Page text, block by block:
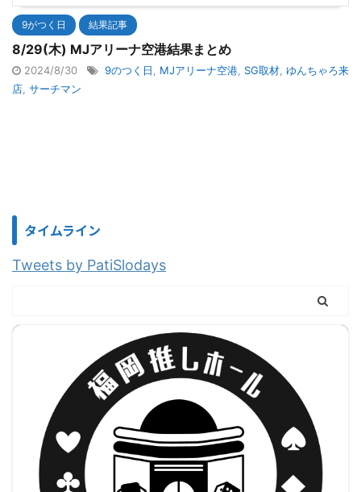
9がつく日 結果記事
8/29(木) MJアリーナ空港結果まとめ
2024/8/30 9のつく日 MJアリーナ空港 SG取材 ゆんちゃろ来
店 サーチマン
タイムライン
Tweets by PatiSlodays